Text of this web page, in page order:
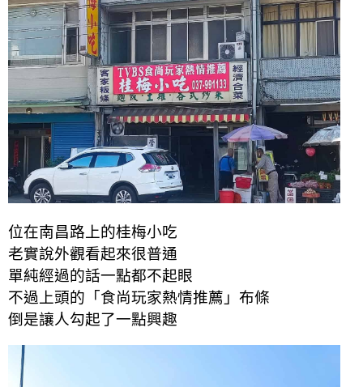
位在南昌路上的桂梅小吃
老實說外觀看起來很普通
單純經過的話一點都不起眼
不過上頭的「食尚玩家熱情推薦」布條
倒是讓人勾起了一點興趣